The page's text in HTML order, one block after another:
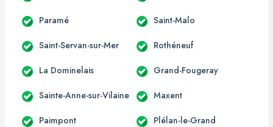
Paramé Saint-Malo
Saint-Servan-sur-Mer Rothéneuf
La Dominelais Grand-Fougeray
Sainte-Anne-sur-Vilaine Maxent
Paimpont Plélan-le-Grand